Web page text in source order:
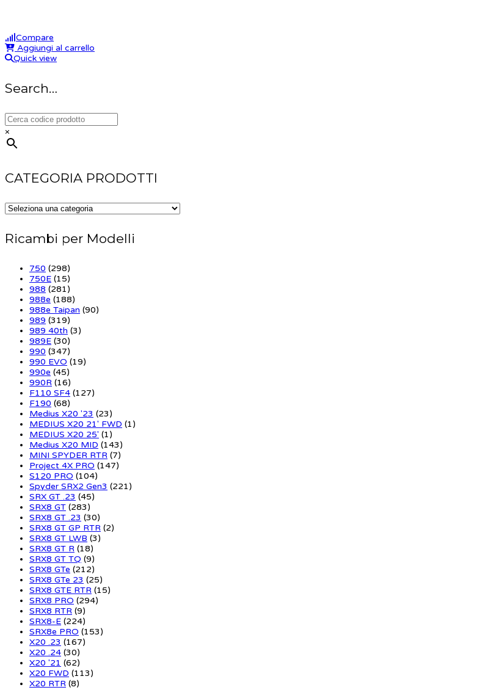
Compare
Aggiungi al carrello
Quick view
Search…
×
CATEGORIA PRODOTTI
Ricambi per Modelli
750 (298)
750E (15)
988 (281)
988e (188)
988e Taipan (90)
989 (319)
989 40th (3)
989E (30)
990 (347)
990 EVO (19)
990e (45)
990R (16)
F110 SF4 (127)
F190 (68)
Medius X20 '23 (23)
MEDIUS X20 21' FWD (1)
MEDIUS X20 25' (1)
Medius X20 MID (143)
MINI SPYDER RTR (7)
Project 4X PRO (147)
S120 PRO (104)
Spyder SRX2 Gen3 (221)
SRX GT .23 (45)
SRX8 GT (283)
SRX8 GT .23 (30)
SRX8 GT GP RTR (2)
SRX8 GT LWB (3)
SRX8 GT R (18)
SRX8 GT TQ (9)
SRX8 GTe (212)
SRX8 GTe 23 (25)
SRX8 GTE RTR (15)
SRX8 PRO (294)
SRX8 RTR (9)
SRX8-E (224)
SRX8e PRO (153)
X20 .23 (167)
X20 .24 (30)
X20 '21 (62)
X20 FWD (113)
X20 RTR (8)